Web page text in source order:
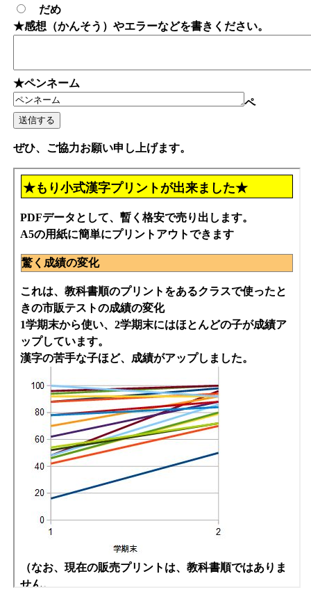
だめ
★感想（かんそう）やエラーなどを書きください。
★ペンネーム
ペ
ぜひ、ご協力お願い申し上げます。